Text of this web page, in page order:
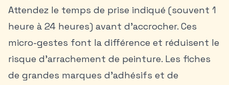
Attendez le temps de prise indiqué (souvent 1
heure à 24 heures) avant d’accrocher. Ces
micro-gestes font la différence et réduisent le
risque d’arrachement de peinture. Les fiches
de grandes marques d’adhésifs et de